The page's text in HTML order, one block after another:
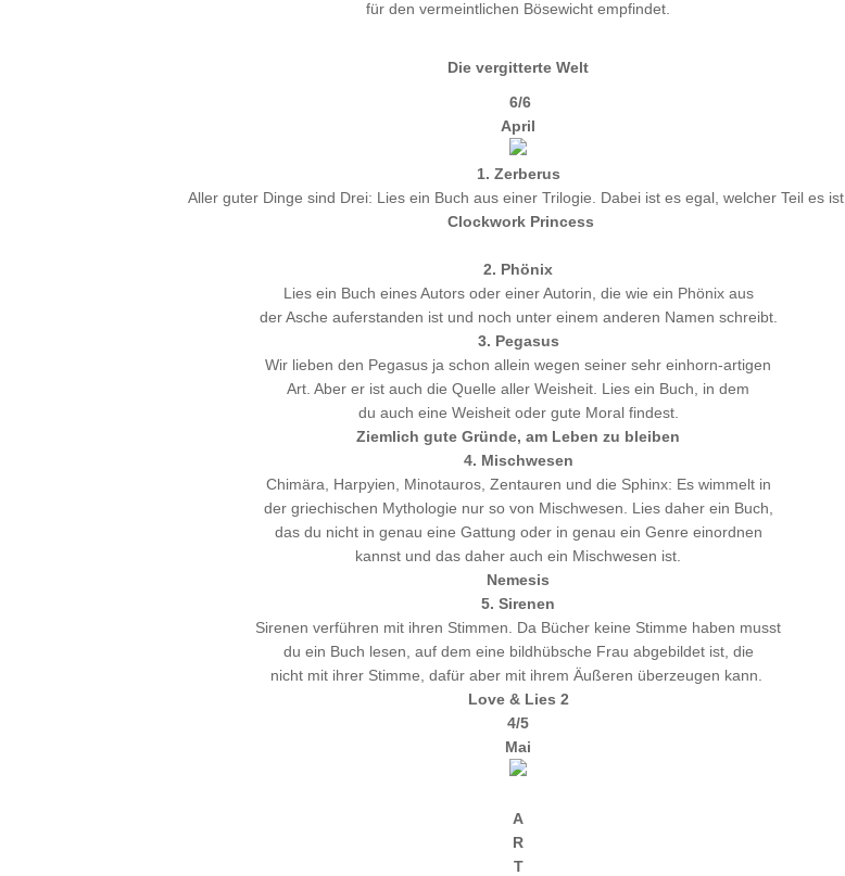
für den vermeintlichen Bösewicht empfindet.
Die vergitterte Welt
6/6
April
1. Zerberus
Aller guter Dinge sind Drei: Lies ein Buch aus einer Trilogie. Dabei ist es egal, welcher Teil es ist.
Clockwork Princess
2. Phönix
Lies ein Buch eines Autors oder einer Autorin, die wie ein Phönix aus
der Asche auferstanden ist und noch unter einem anderen Namen schreibt.
3. Pegasus
Wir lieben den Pegasus ja schon allein wegen seiner sehr einhorn-artigen
Art. Aber er ist auch die Quelle aller Weisheit. Lies ein Buch, in dem
du auch eine Weisheit oder gute Moral findest.
Ziemlich gute Gründe, am Leben zu bleiben
4. Mischwesen
Chimära, Harpyien, Minotauros, Zentauren und die Sphinx: Es wimmelt in
der griechischen Mythologie nur so von Mischwesen. Lies daher ein Buch,
das du nicht in genau eine Gattung oder in genau ein Genre einordnen
kannst und das daher auch ein Mischwesen ist.
Nemesis
5. Sirenen
Sirenen verführen mit ihren Stimmen. Da Bücher keine Stimme haben musst
du ein Buch lesen, auf dem eine bildhübsche Frau abgebildet ist, die
nicht mit ihrer Stimme, dafür aber mit ihrem Äußeren überzeugen kann.
Love & Lies 2
4/5
Mai
A
R
T